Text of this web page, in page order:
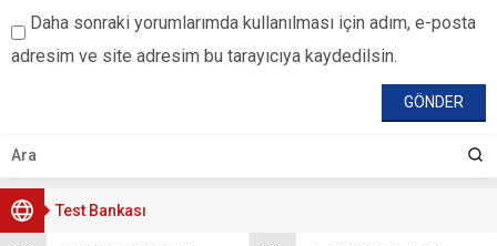
Test Bankası
Daha sonraki yorumlarımda kullanılması için adım, e-posta
adresim ve site adresim bu tarayıcıya kaydedilsin.